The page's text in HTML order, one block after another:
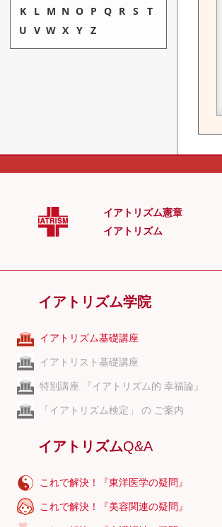
K
L M N O P Q R S
T
U V W X Y Z
イアトリズム憲章
イアトリズム
イアトリズム学院
イアトリズム基礎講座
イアトリスト基礎講座
特別講座 『イアトリズム的 幸福論』
「イアトリズム検定」 の ご案内
イアトリズムQ&A
これで解決！『東洋医学の疑問』
これで解決！『美容関連の疑問』